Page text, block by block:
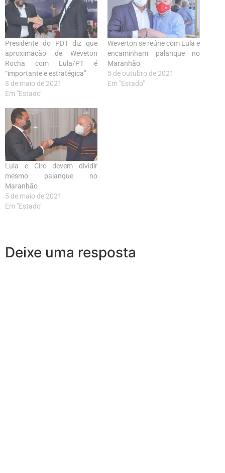
Presidente do PDT diz que
aproximação de Weveton
Rocha com Lula/PT é
“importante e estratégica”
8 de maio de 2021
Em "Estado"
Weverton se reúne com Lula e
encaminham palanque no
Maranhão
5 de outubro de 2021
Em "Estado"
Lula e Ciro devem dividir
mesmo palanque no
Maranhão
5 de maio de 2021
Em "Estado"
Deixe uma resposta